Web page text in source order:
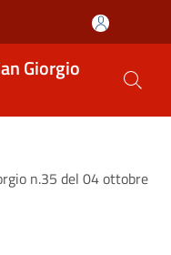
Giorgio
n.35 del 04 ottobre